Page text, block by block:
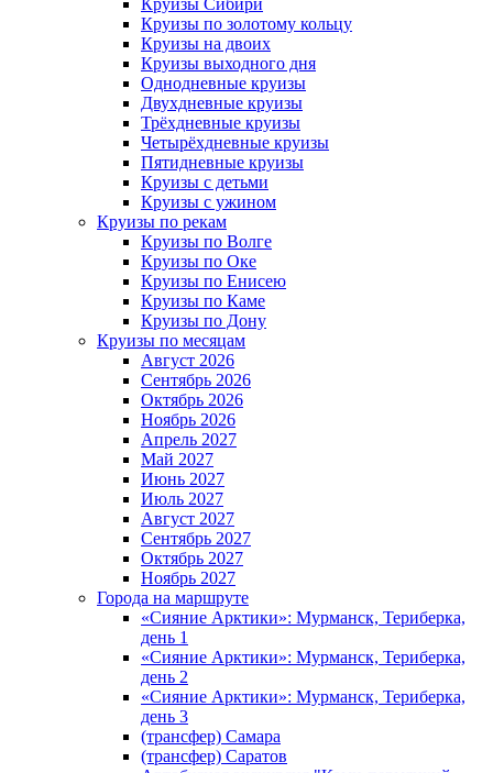
Круизы Сибири
Круизы по золотому кольцу
Круизы на двоих
Круизы выходного дня
Однодневные круизы
Двухдневные круизы
Трёхдневные круизы
Четырёхдневные круизы
Пятидневные круизы
Круизы с детьми
Круизы с ужином
Круизы по рекам
Круизы по Волге
Круизы по Оке
Круизы по Енисею
Круизы по Каме
Круизы по Дону
Круизы по месяцам
Август 2026
Сентябрь 2026
Октябрь 2026
Ноябрь 2026
Апрель 2027
Май 2027
Июнь 2027
Июль 2027
Август 2027
Сентябрь 2027
Октябрь 2027
Ноябрь 2027
Города на маршруте
«Сияние Арктики»: Мурманск, Териберка,
день 1
«Сияние Арктики»: Мурманск, Териберка,
день 2
«Сияние Арктики»: Мурманск, Териберка,
день 3
(трансфер) Самара
(трансфер) Саратов